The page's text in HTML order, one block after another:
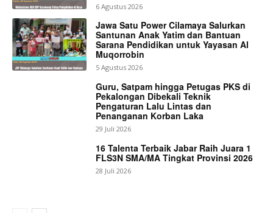
6 Agustus 2026
Jawa Satu Power Cilamaya Salurkan
Santunan Anak Yatim dan Bantuan
Sarana Pendidikan untuk Yayasan Al
Muqorrobin
5 Agustus 2026
Guru, Satpam hingga Petugas PKS di
Pekalongan Dibekali Teknik
Pengaturan Lalu Lintas dan
Penanganan Korban Laka
29 Juli 2026
16 Talenta Terbaik Jabar Raih Juara 1
FLS3N SMA/MA Tingkat Provinsi 2026
28 Juli 2026